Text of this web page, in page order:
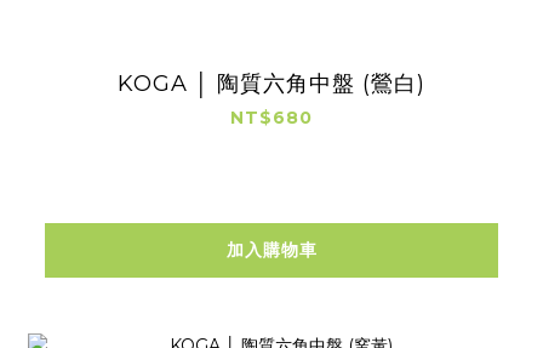
KOGA │ 陶質六角中盤 (鶯白)
NT$680
加入購物車